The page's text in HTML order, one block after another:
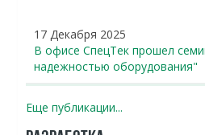
17 Декабря 2025
В офисе СпецТек прошел
надежностью оборудования"
Еще публикации...